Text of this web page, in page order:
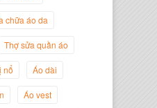
chữa áo da
Thợ sửa quần áo
nổ Áo dài
Áo vest